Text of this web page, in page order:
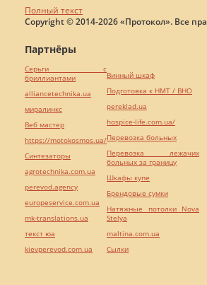
Полный текст
Copyright © 2014-2026 «Протокол». Все
Партнёры
Серьги с
бриллиантами
alliancetechnika.ua
миралинкс
Веб мастер
https://motokosmos.ua/
Синтезаторы
agrotechnika.com.ua
perevod.agency
europeservice.com.ua
mk-translations.ua
текст юа
kievperevod.com.ua
Винный шкаф
Подготовка к НМТ / ВНО
pereklad.ua
hospice-life.com.ua/
Перевозка больных
Перевозка лежачих
больных за границу
Шкафы купе
Брендовые сумки
Натяжные потолки Nova
Stelya
maltina.com.ua
Cылки